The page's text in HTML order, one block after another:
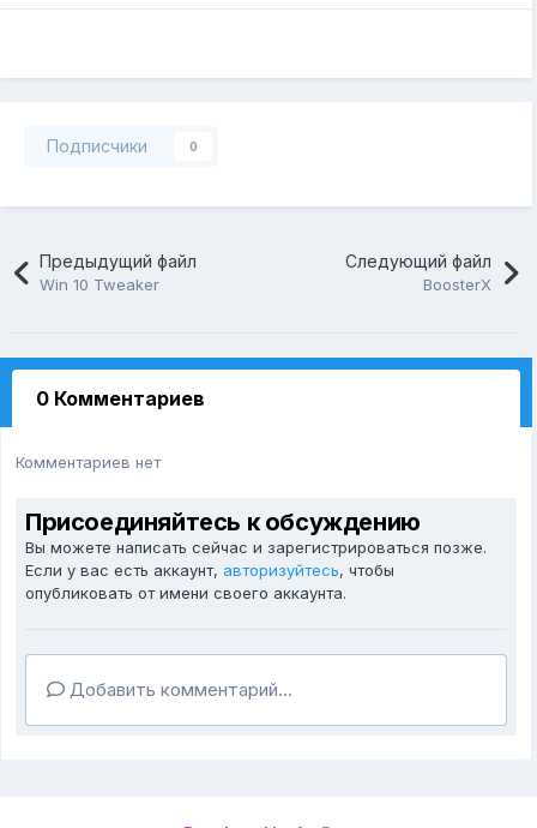
Подписчики 0
Предыдущий файл
Win 10 Tweaker
Следующий файл
BoosterX
0 Комментариев
Комментариев нет
Присоединяйтесь к обсуждению
Вы можете написать сейчас и зарегистрироваться позже.
Если у вас есть аккаунт, авторизуйтесь, чтобы
опубликовать от имени своего аккаунта.
Добавить комментарий...